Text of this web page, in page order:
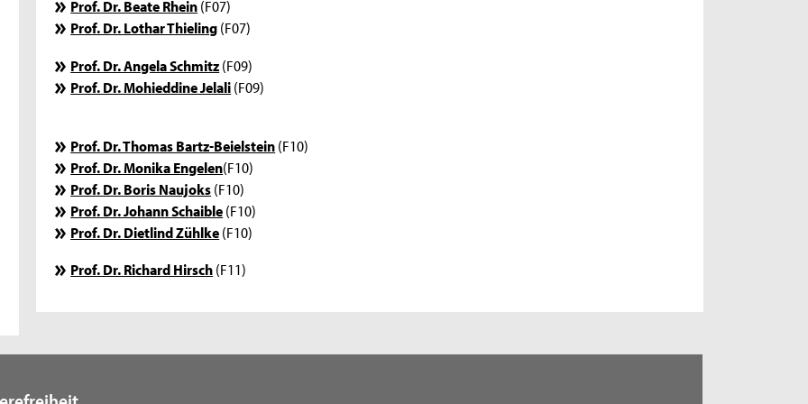
Prof. Dr. Beate Rhein(F07)
Prof. Dr. Lothar Thieling(F07)
Prof. Dr. Angela Schmitz(F09)
Prof. Dr. Mohieddine Jelali(F09)
Prof. Dr. Thomas Bartz-Beielstein(F10)
Prof. Dr. Monika Engelen(F10)
Prof. Dr. Boris Naujoks(F10)
Prof. Dr. Johann Schaible(F10)
Prof. Dr. Dietlind Zühlke(F10)
Prof. Dr. Richard Hirsch(F11)